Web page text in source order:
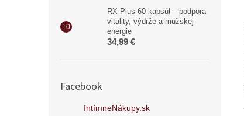
RX Plus 60 kapsúl – podpora
vitality, výdrže a mužskej
energie
34,99 €
Facebook
IntímneNákupy.sk